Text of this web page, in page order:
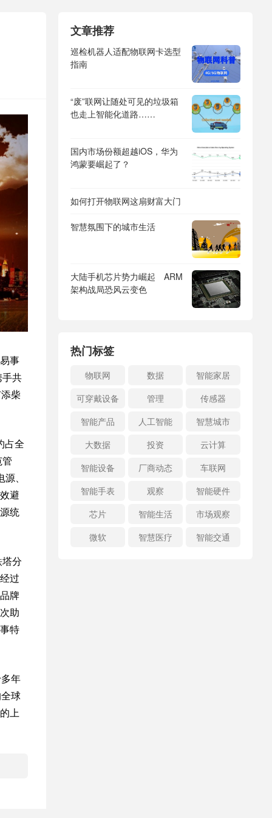
事
手共
柴
占全
、
避
统
分
过
牌
助
特
年
球
上
文章推荐
巡检机器人适配物联网卡选型
指南
“废”联网让随处可见的垃圾箱
也走上智能化道路……
国内市场份额超越iOS，华为
鸿蒙要崛起了？
如何打开物联网这扇财富大门
智慧氛围下的城市生活
大陆手机芯片势力崛起 ARM
架构战局恐风云变色
热门标签
物联网 数据
智能家居
可穿戴设备
管理
传感器
智能产品
人工智能
智慧城市
大数据
投资
云计算
智能设备
厂商动态
车联网
智能手表
观察
智能硬件
芯片
智能生活
市场观察
微软
智慧医疗 智能交通